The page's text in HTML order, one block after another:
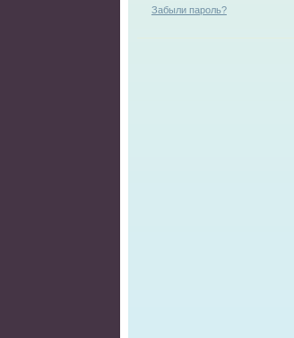
Забыли пароль?